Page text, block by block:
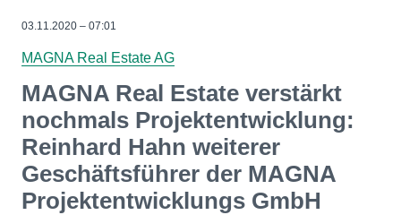
03.11.2020 – 07:01
MAGNA Real Estate AG
MAGNA Real Estate verstärkt
nochmals Projektentwicklung:
Reinhard Hahn weiterer
Geschäftsführer der MAGNA
Projektentwicklungs GmbH